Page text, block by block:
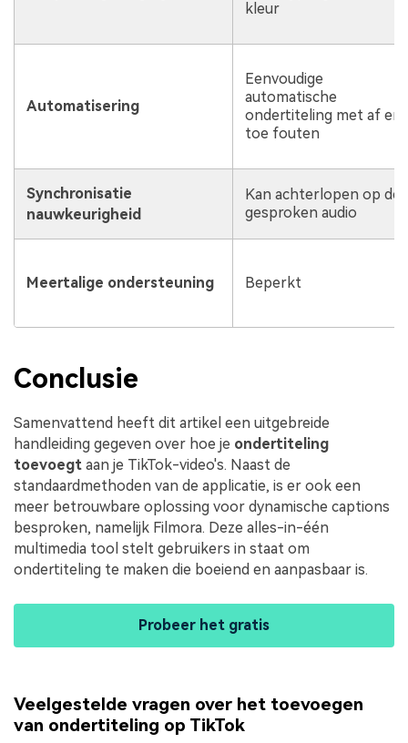
kleur
Automatisering
Eenvoudige
automatische
ondertiteling met af en
toe fouten
Synchronisatie
nauwkeurigheid
Kan achterlopen op de
gesproken audio
Meertalige ondersteuning Beperkt
Conclusie
Samenvattend heeft dit artikel een uitgebreide
handleiding gegeven over hoe je ondertiteling
toevoegt aan je TikTok-video's. Naast de
standaardmethoden van de applicatie, is er ook een
meer betrouwbare oplossing voor dynamische captions
besproken, namelijk Filmora. Deze alles-in-één
multimedia tool stelt gebruikers in staat om
ondertiteling te maken die boeiend en aanpasbaar is.
Probeer het gratis
Veelgestelde vragen over het toevoegen
van ondertiteling op TikTok